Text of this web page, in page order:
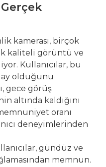
Gerçek
kamerası, birçok
kaliteli görüntü ve
Kullanıcılar, bu
olduğunu
gece görüş
altında kaldığını
oranı
deneyimlerinden
gündüz ve
memnun.